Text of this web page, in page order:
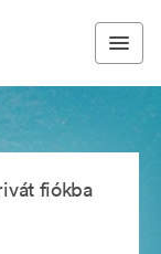
fiókba